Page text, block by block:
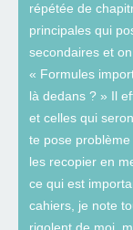
répétée de
principales qui
secondaires et
« Formules
là dedans ? » Il
et celles qui
te pose
les recopier en
ce qui est
cahiers, je note